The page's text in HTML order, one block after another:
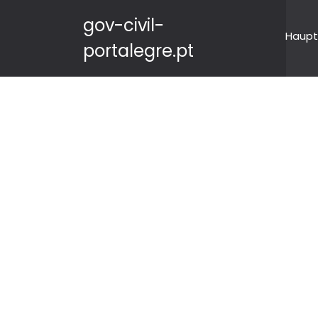
gov-civil-
portalegre.pt
Haupt